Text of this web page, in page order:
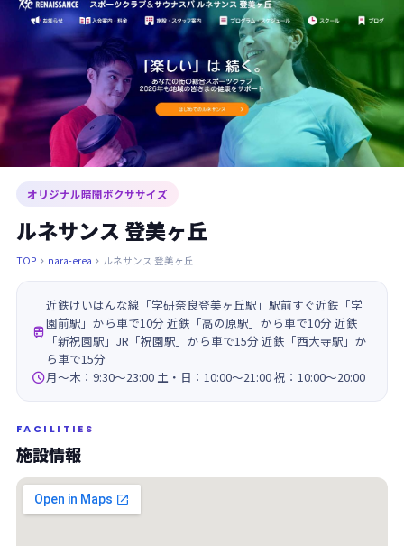
オリジナル暗闇ボクササイズ
ルネサンス 登美ヶ丘
TOP  nara-erea  ルネサンス 登美ヶ丘

近鉄けいはんな線「学研奈良登美ヶ丘駅」駅前すぐ近鉄「学
園前駅」から車で10分 近鉄「高の原駅」から車で10分 近鉄
「新祝園駅」JR「祝園駅」から車で15分 近鉄「西大寺駅」か
ら車で15分
月～木：9:30～23:00 土・日：10:00～21:00 祝：10:00～20:00
FACILITIES
施設情報